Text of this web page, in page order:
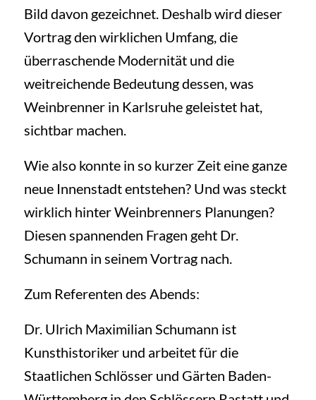
Bild davon gezeichnet. Deshalb wird dieser
Vortrag den wirklichen Umfang, die
überraschende Modernität und die
weitreichende Bedeutung dessen, was
Weinbrenner in Karlsruhe geleistet hat,
sichtbar machen.
Wie also konnte in so kurzer Zeit eine ganze
neue Innenstadt entstehen? Und was steckt
wirklich hinter Weinbrenners Planungen?
Diesen spannenden Fragen geht Dr.
Schumann in seinem Vortrag nach.
Zum Referenten des Abends:
Dr. Ulrich Maximilian Schumann ist
Kunsthistoriker und arbeitet für die
Staatlichen Schlösser und Gärten Baden-